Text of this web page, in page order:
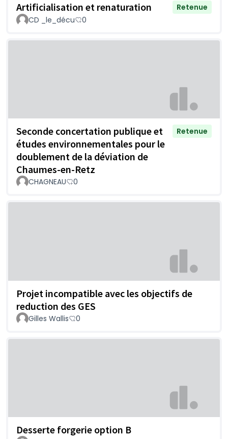
Artificialisation et renaturation
Retenue
CD _le_décu
0
Seconde concertation publique et
études environnementales pour le
doublement de la déviation de
Chaumes-en-Retz
Retenue
CHAGNEAU 0
Projet incompatible avec les objectifs de
reduction des GES
Gilles Wallis 0
Desserte forgerie option B